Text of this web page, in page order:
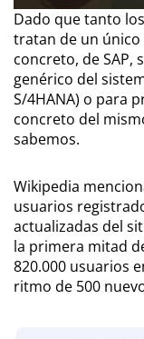
Dado que tanto
tratan de un
concreto, de
genérico del
S/4HANA) o para
concreto del
sabemos.
Wikipedia
usuarios
actualizadas del
la primera mitad
820.000 usuarios
ritmo de 500